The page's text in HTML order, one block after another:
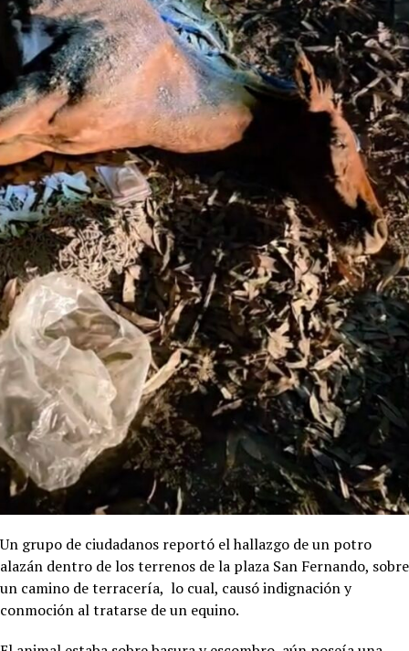
Un grupo de ciudadanos reportó el hallazgo de un potro
alazán dentro de los terrenos de la plaza San Fernando, sobre
un camino de terracería, lo cual, causó indignación y
conmoción al tratarse de un equino.